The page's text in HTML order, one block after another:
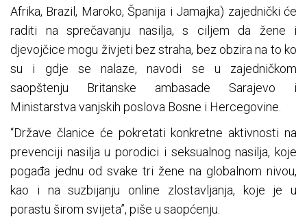
Afrika, Brazil, Maroko, Španija i Jamajka) zajednički će
raditi na sprečavanju nasilja, s ciljem da žene i
djevojčice mogu živjeti bez straha, bez obzira na to ko
su i gdje se nalaze, navodi se u zajedničkom
saopštenju Britanske ambasade Sarajevo i
Ministarstva vanjskih poslova Bosne i Hercegovine.
“Države članice će pokretati konkretne aktivnosti na
prevenciji nasilja u porodici i seksualnog nasilja, koje
pogađa jednu od svake tri žene na globalnom nivou,
kao i na suzbijanju online zlostavljanja, koje je u
porastu širom svijeta”, piše u saopćenju.